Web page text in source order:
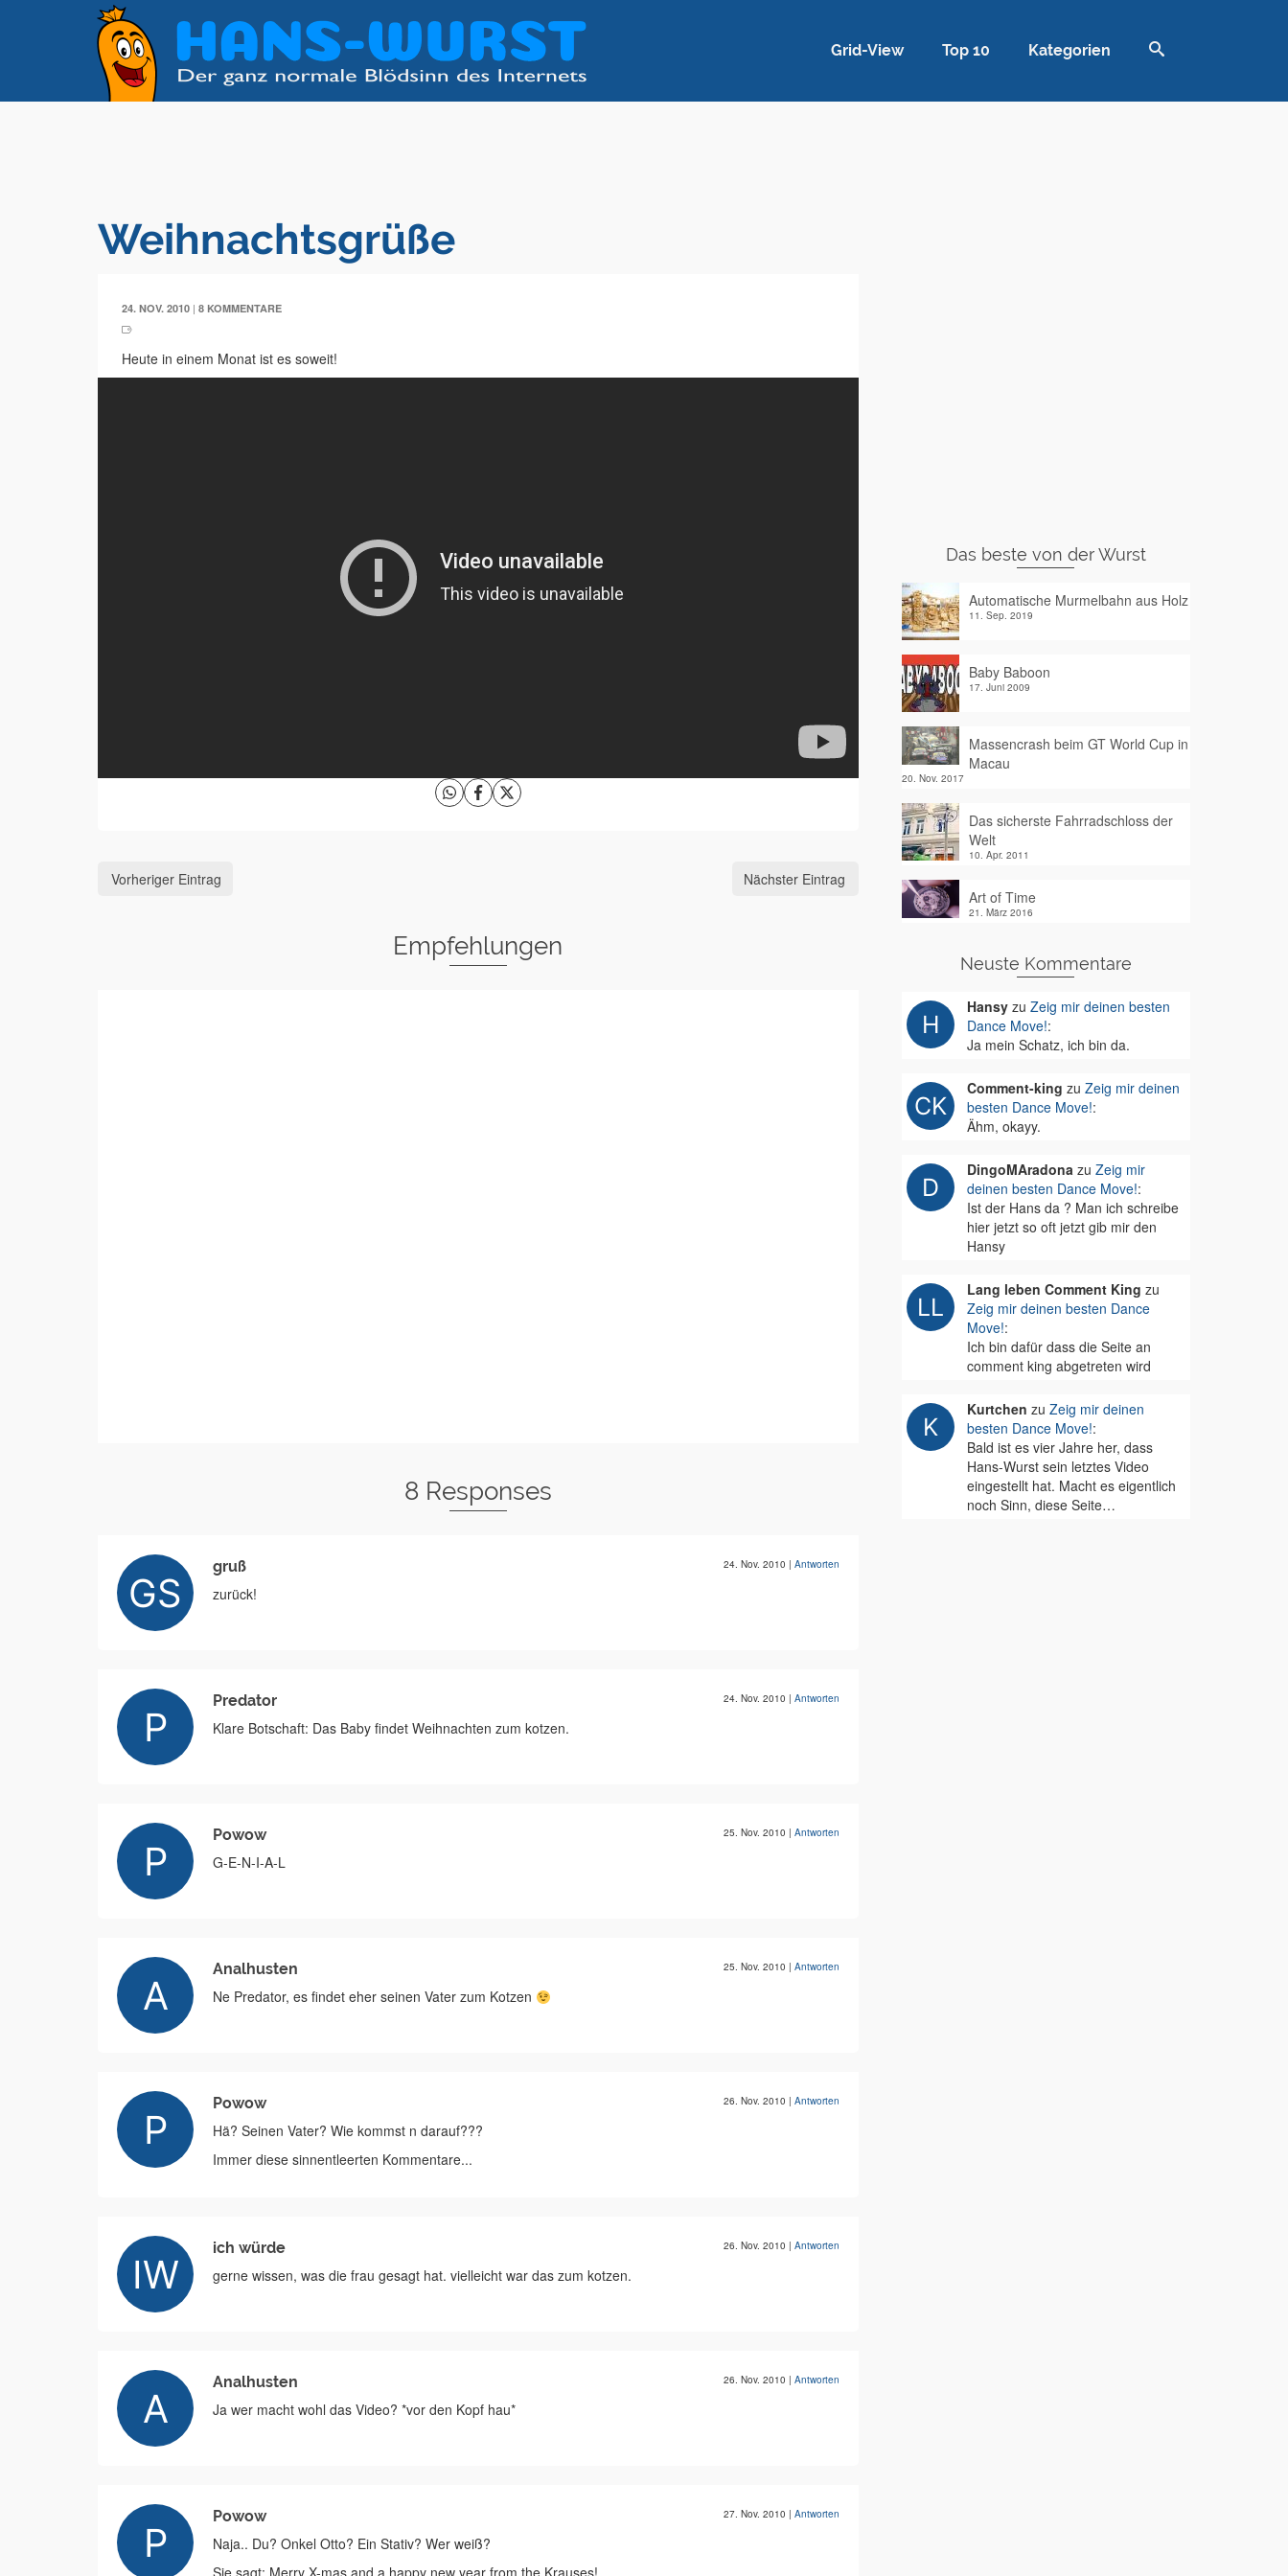
Grid-View Top 10 Kategorien
Weihnachtsgrüße
24. NOV. 2010 | 8 KOMMENTARE
Heute in einem Monat ist es soweit!
Vorheriger Eintrag Nächster Eintrag
Empfehlungen
8 Responses
gruß 24. Nov. 2010 | Antworten
zurück!
Predator 24. Nov. 2010 | Antworten
Klare Botschaft: Das Baby findet Weihnachten zum kotzen.
Powow 25. Nov. 2010 | Antworten
G-E-N-I-A-L
Analhusten 25. Nov. 2010 | Antworten
Ne Predator, es findet eher seinen Vater zum Kotzen
Powow 26. Nov. 2010 | Antworten
Hä? Seinen Vater? Wie kommst n darauf???
Immer diese sinnentleerten Kommentare...
ich würde 26. Nov. 2010 | Antworten
gerne wissen, was die frau gesagt hat. vielleicht war das zum kotzen.
Analhusten 26. Nov. 2010 | Antworten
Ja wer macht wohl das Video? *vor den Kopf hau*
Powow 27. Nov. 2010 | Antworten
Naja.. Du? Onkel Otto? Ein Stativ? Wer weiß?
Das beste von der Wurst
Automatische Murmelbahn aus Holz
11. Sep. 2019
Baby Baboon
17. Juni 2009
Massencrash beim GT World Cup in
Macau
20. Nov. 2017
Das sicherste Fahrradschloss der
Welt
10. Apr. 2011
Art of Time
21. März 2016
Neuste Kommentare
Hansyzu Zeig mir deinen besten
Dance Move!:
Ja mein Schatz, ich bin da.
Comment-king zu Zeig mir deinen
besten Dance Move!:
Ähm, okayy.
DingoMAradonazu Zeig mir
deinen besten Dance Move!:
Ist der Hans da ? Man ich schreibe
hier jetzt so oft jetzt gib mir den
Hansy
Lang leben Comment King zu
Zeig mir deinen besten Dance
Move!:
Ich bin dafür dass die Seite an
comment king abgetreten wird
Kurtchen zu Zeig mir deinen
besten Dance Move!:
Bald ist es vier Jahre her, dass
Hans-Wurst sein letztes Video
eingestellt hat. Macht es eigentlich
noch Sinn, diese Seite…